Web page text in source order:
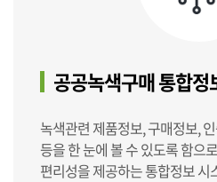
공공녹색구매 통합정
녹색관련 제품정보, 구매정보,
등을 한 눈에 볼 수 있도록 함으
편리성을 제공하는 통합정보 시